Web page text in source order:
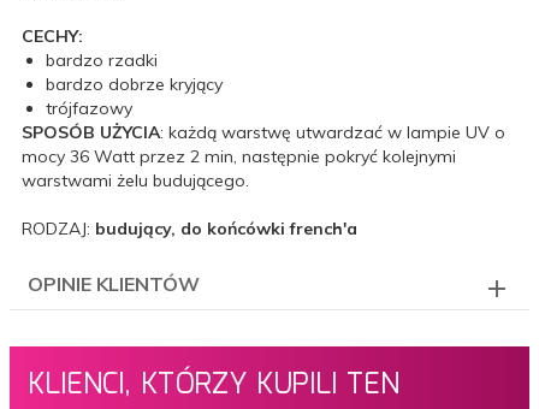
CECHY:
bardzo rzadki
bardzo dobrze kryjący
trójfazowy
SPOSÓB UŻYCIA: każdą warstwę utwardzać w lampie UV o
mocy 36 Watt przez 2 min, następnie pokryć kolejnymi
warstwami żelu budującego.
RODZAJ: budujący, do końcówki french'a
OPINIE KLIENTÓW
KLIENCI, KTÓRZY KUPILI TEN